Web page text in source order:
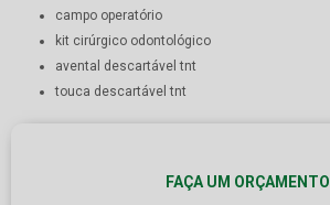
campo operatório
kit cirúrgico odontológico
avental descartável tnt
touca descartável tnt
FAÇA UM ORÇAMENTO